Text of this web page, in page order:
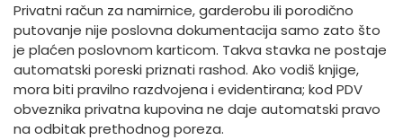
Privatni račun za namirnice, garderobu ili porodično
putovanje nije poslovna dokumentacija samo zato što
je plaćen poslovnom karticom. Takva stavka ne postaje
automatski poreski priznati rashod. Ako vodiš knjige,
mora biti pravilno razdvojena i evidentirana; kod PDV
obveznika privatna kupovina ne daje automatski pravo
na odbitak prethodnog poreza.